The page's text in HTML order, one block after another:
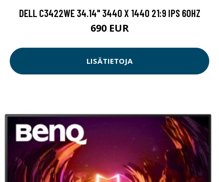
DELL C3422WE 34.14" 3440 X 1440 21:9 IPS 60HZ
690 EUR
LISÄTIETOJA